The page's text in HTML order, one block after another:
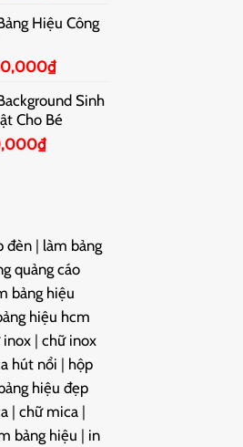
Hiệu Công
₫
Sinh
Cho Bé
₫
đèn| làm bảng
quảng cáo
bảng hiệu
hiệu hcm
inox| chữ inox
hút nổi | hộp
hiệu đẹp
| chữ mica|
bảng hiệu | in